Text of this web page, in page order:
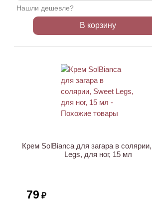
Нашли дешевле?
В корзину
Крем SolBianca для загара в
Legs, для ног, 15 мл
79 ₽